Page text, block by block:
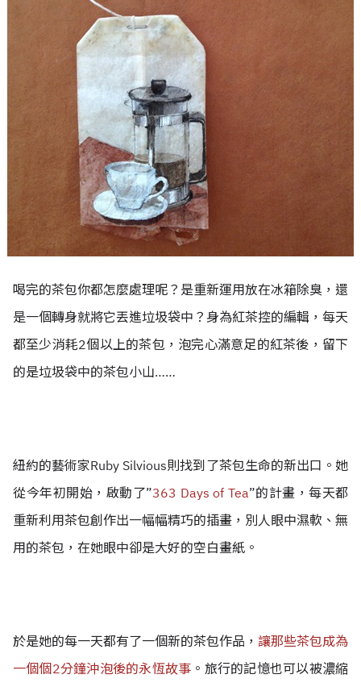
喝完的茶包你都怎麼處理呢？是重新運用放在冰箱除臭，還
是一個轉身就將它丟進垃圾袋中？身為紅茶控的編輯，每天
都至少消耗2個以上的茶包，泡完心滿意足的紅茶後，留下
的是垃圾袋中的茶包小山……
紐約的藝術家Ruby Silvious則找到了茶包生命的新出口。她
從今年初開始，啟動了”363 Days of Tea”的計畫，每天都
重新利用茶包創作出一幅幅精巧的插畫，別人眼中濕軟、無
用的茶包，在她眼中卻是大好的空白畫紙。
於是她的每一天都有了一個新的茶包作品， 讓那些茶包成為
一個個2分鐘沖泡後的永恆故事 。旅行的記憶也可以被濃縮